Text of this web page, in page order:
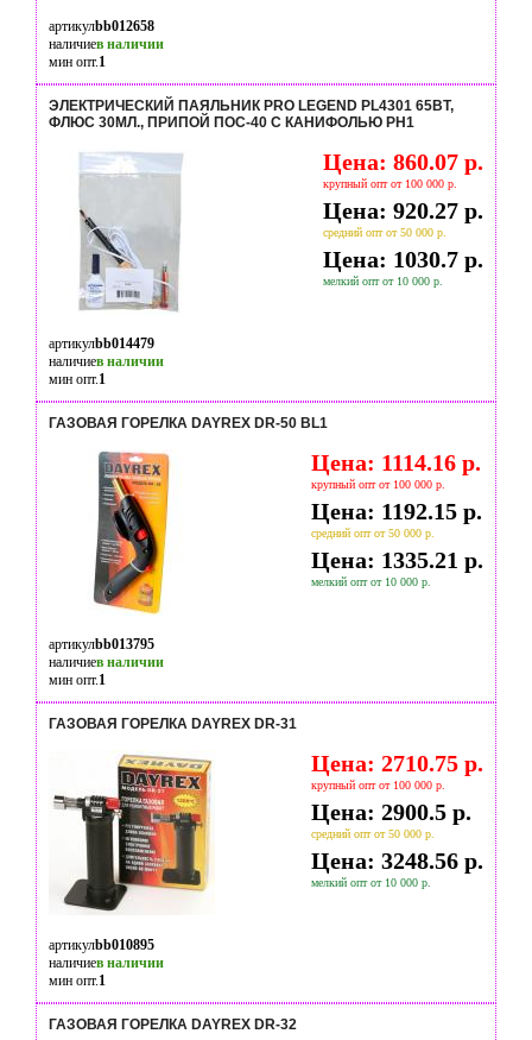
артикулbb012658
наличиев наличии
мин опт.1
ЭЛЕКТРИЧЕСКИЙ ПАЯЛЬНИК PRO LEGEND PL4301 65ВТ,
ФЛЮС 30МЛ., ПРИПОЙ ПОС-40 С КАНИФОЛЬЮ PH1
Цена: 860.07 р.
крупный опт от 100 000 р.
Цена: 920.27 р.
средний опт от 50 000 р.
Цена: 1030.7 р.
мелкий опт от 10 000 р.
артикулbb014479
наличиев наличии
мин опт.1
ГАЗОВАЯ ГОРЕЛКА DAYREX DR-50 BL1
Цена: 1114.16 р.
крупный опт от 100 000 р.
Цена: 1192.15 р.
средний опт от 50 000 р.
Цена: 1335.21 р.
мелкий опт от 10 000 р.
артикулbb013795
наличиев наличии
мин опт.1
ГАЗОВАЯ ГОРЕЛКА DAYREX DR-31
Цена: 2710.75 р.
крупный опт от 100 000 р.
Цена: 2900.5 р.
средний опт от 50 000 р.
Цена: 3248.56 р.
мелкий опт от 10 000 р.
артикулbb010895
наличиев наличии
мин опт.1
ГАЗОВАЯ ГОРЕЛКА DAYREX DR-32